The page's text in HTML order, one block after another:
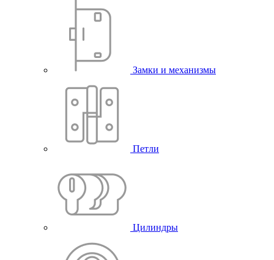
Замки и механизмы
Петли
Цилиндры